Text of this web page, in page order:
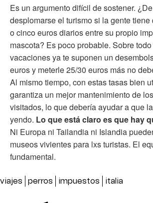
Es un argumento difícil de sostener.
desplomarse el turismo si la gente
o cinco euros diarios entre su propio
mascota? Es poco probable. Sobre
vacaciones ya te suponen un
euros y meterle 25/30 euros más no
Al mismo tiempo, con estas tasas bien
garantiza un mejor mantenimiento de
visitados, lo que debería ayudar a que
yendo. Lo que está claro es que hay
Ni Europa ni Tailandia ni Islandia
museos vivientes para lxs turistas. El
fundamental.
viajes perros impuestos italia